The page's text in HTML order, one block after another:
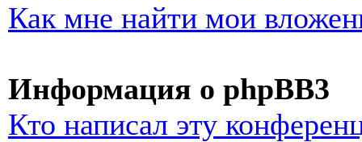
Как мне найти мои
Информация о phpBB3
Кто написал эту